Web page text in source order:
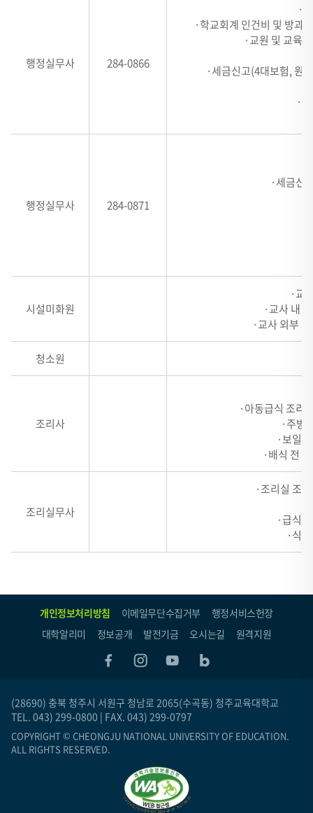
행정실무사 284-0866
·
·학교회계 인건비 및 방과
·교원 및 교육
·세금신고(4대보험, 원
·
행정실무사 284-0871
·세금신
시설미화원
·교
·교사 내·
·교사 외부
청소원
조리사
·아동급식 조리
·주방
·보일
·배식 전
조리실무사
·조리실 조
·급식
·식
개인정보처리방침 이메일무단수집거부
행정서비스헌장
대학알리미
정보공개 발전기금 오시는길 원격지원
(28690) 충북 청주시 서원구 청남로 2065(수곡동) 청주교육대학교
TEL. 043) 299-0800 | FAX. 043) 299-0797
COPYRIGHT © CHEONGJU NATIONAL UNIVERSITY OF EDUCATION.
ALL RIGHTS RESERVED.